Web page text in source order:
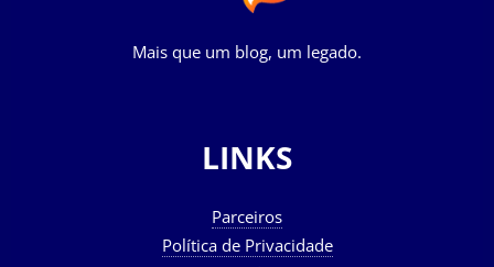
Mais que um blog, um legado.
LINKS
Parceiros
Política de Privacidade